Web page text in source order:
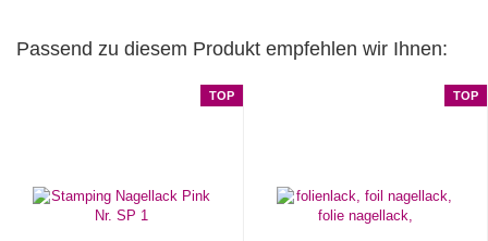
Passend zu diesem Produkt empfehlen wir Ihnen:
TOP TOP